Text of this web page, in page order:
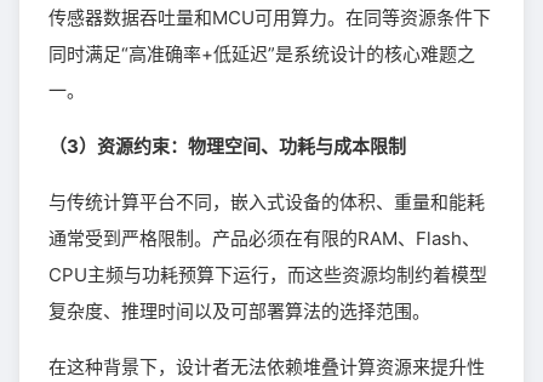
传感器数据吞吐量和MCU可用算力。在同等资源条件下
同时满足“高准确率+低延迟”是系统设计的核心难题之
一。
（3）资源约束：物理空间、功耗与成本限制
与传统计算平台不同，嵌入式设备的体积、重量和能耗
通常受到严格限制。产品必须在有限的RAM、Flash、
CPU主频与功耗预算下运行，而这些资源均制约着模型
复杂度、推理时间以及可部署算法的选择范围。
在这种背景下，设计者无法依赖堆叠计算资源来提升性